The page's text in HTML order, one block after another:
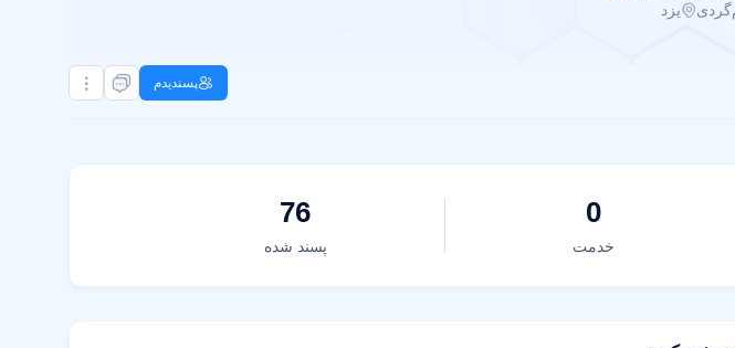
یزد
پسندیدم
0
خدمت
76
پسند شده